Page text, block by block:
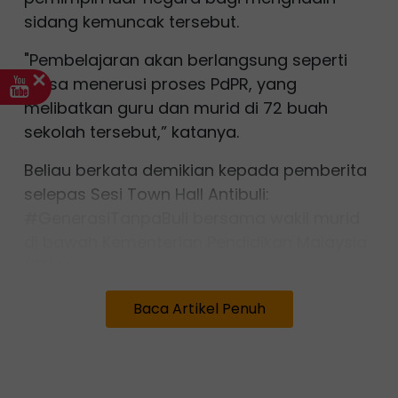
sidang kemuncak tersebut.
"Pembelajaran akan berlangsung seperti
biasa menerusi proses PdPR, yang
melibatkan guru dan murid di 72 buah
sekolah tersebut,” katanya.
Beliau berkata demikian kepada pemberita
selepas Sesi Town Hall Antibuli:
Sidang Kemuncak ASEAN ke-47 yang akan
berlangsung di Kuala Lumpur Oktober ini
Baca Artikel Penuh